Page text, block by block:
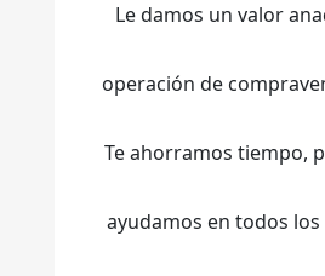
Le damos un valor
operación de
Te ahorramos tiempo,
ayudamos en todos